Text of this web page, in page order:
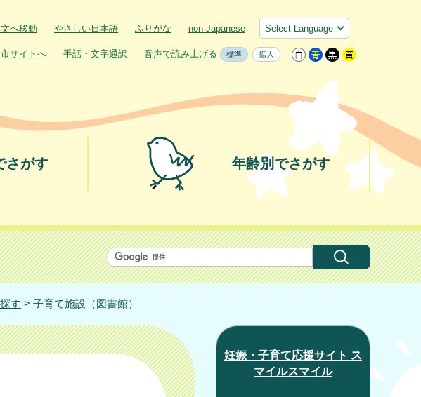
へ移動 やさしい日本語 ふりがな non-Japanese
市サイトへ 手話・文字通訳 音声で読み上げる 標準 拡大
さがす 年齢別でさがす
す > 子育て施設（図書館）
妊娠・子育て応援サイト ス
マイルスマイル